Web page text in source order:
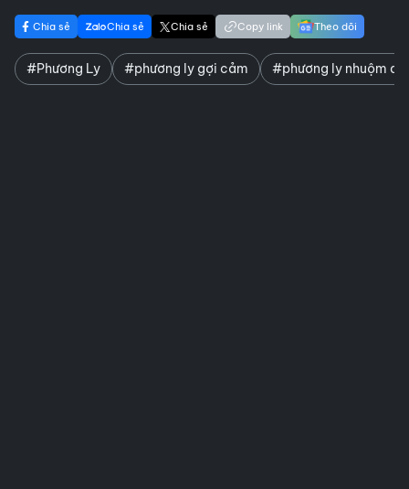
Chia sẻ Chia sẻ Chia sẻ Copy link Theo dõi
#Phương Ly #phương ly gợi cảm #phương ly nhuộm da